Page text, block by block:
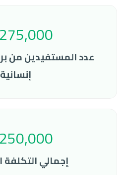
عدد المستفيدين من
إنسانية
إجمالي التكلفة